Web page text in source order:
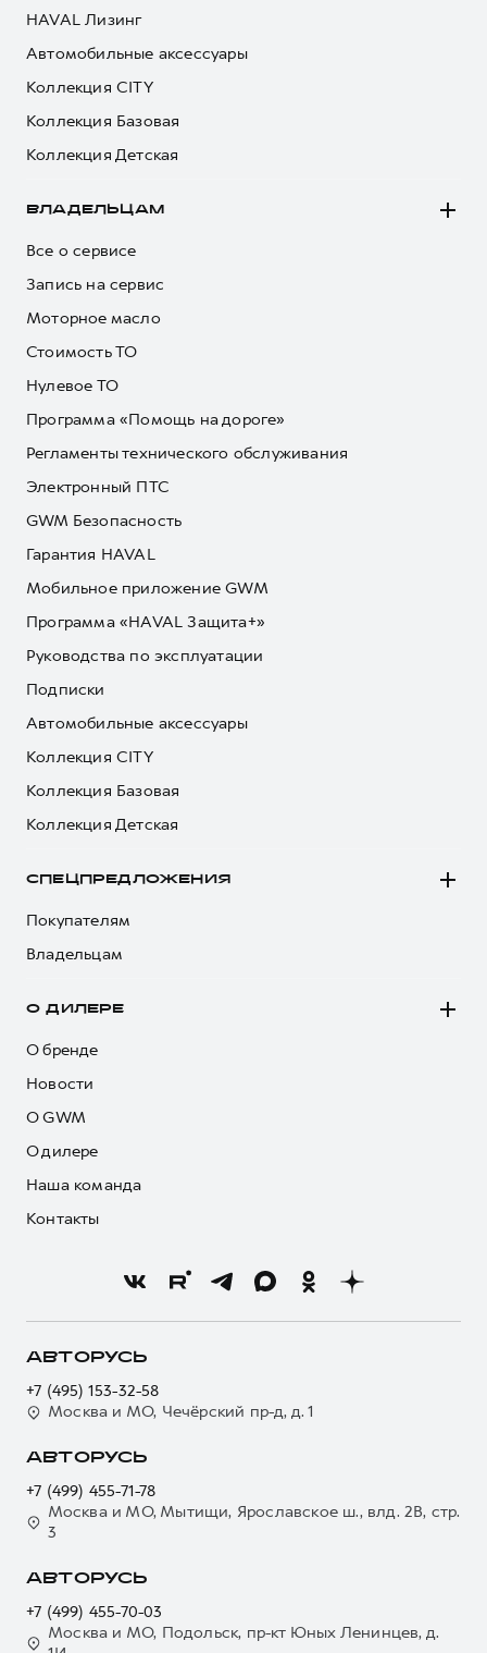
HAVAL Лизинг
Автомобильные аксессуары
Коллекция CITY
Коллекция Базовая
Коллекция Детская
ВЛАДЕЛЬЦАМ
Все о сервисе
Запись на сервис
Моторное масло
Стоимость ТО
Нулевое ТО
Программа «Помощь на дороге»
Регламенты технического обслуживания
Электронный ПТС
GWM Безопасность
Гарантия HAVAL
Мобильное приложение GWM
Программа «HAVAL Защита+»
Руководства по эксплуатации
Подписки
Автомобильные аксессуары
Коллекция CITY
Коллекция Базовая
Коллекция Детская
СПЕЦПРЕДЛОЖЕНИЯ
Покупателям
Владельцам
О ДИЛЕРЕ
О бренде
Новости
О GWM
О дилере
Наша команда
Контакты
АВТОРУСЬ
+7 (495) 153-32-58
Москва и МО, Чечёрский пр-д, д. 1
АВТОРУСЬ
+7 (499) 455-71-78
Москва и МО, Мытищи, Ярославское ш., влд. 2В, стр.
3
АВТОРУСЬ
+7 (499) 455-70-03
Москва и МО, Подольск, пр-кт Юных Ленинцев, д.